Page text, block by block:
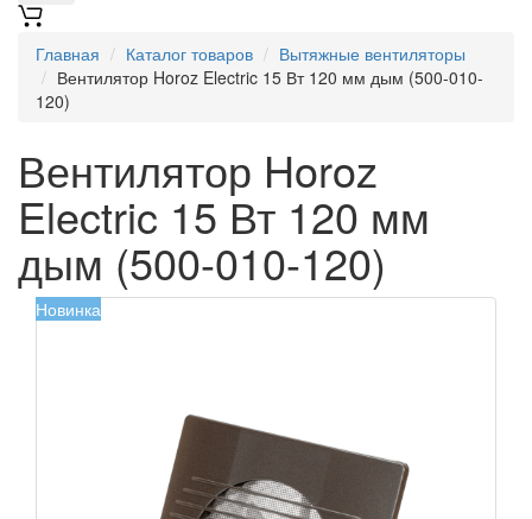
Главная Каталог товаров
Вытяжные вентиляторы
Вентилятор Horoz Electric 15 Вт 120 мм дым (500-010-
120)
Вентилятор Horoz
Electric 15 Вт 120 мм
дым (500-010-120)
Новинка